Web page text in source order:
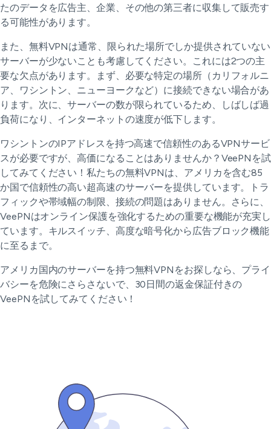
たのデータを広告主、企業、その他の第三者に収集して販売す
る可能性があります。
また、無料VPNは通常、限られた場所でしか提供されていない
サーバーが少ないことも考慮してください。これには2つの主
要な欠点があります。まず、必要な特定の場所（カリフォルニ
ア、ワシントン、ニューヨークなど）に接続できない場合があ
ります。次に、サーバーの数が限られているため、しばしば過
負荷になり、インターネットの速度が低下します。
ワシントンのIPアドレスを持つ高速で信頼性のあるVPNサービ
スが必要ですが、高価になることはありませんか？VeePNを試
してみてください！私たちの無料VPNは、アメリカを含む85
か国で信頼性の高い超高速のサーバーを提供しています。トラ
フィックや帯域幅の制限、接続の問題はありません。さらに、
VeePNはオンライン保護を強化するための重要な機能が充実し
ています。キルスイッチ、高度な暗号化から広告ブロック機能
に至るまで。
アメリカ国内のサーバーを持つ無料VPNをお探しなら、プライ
バシーを危険にさらさないで、30日間の返金保証付きの
VeePNを試してみてください！